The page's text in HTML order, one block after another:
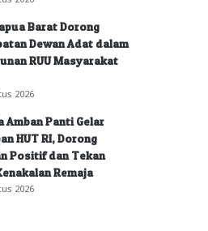
Barat Dorong
Dewan Adat dalam
RUU Masyarakat
2026
Amban Panti Gelar
HUT RI, Dorong
Positif dan Tekan
Remaja
2026